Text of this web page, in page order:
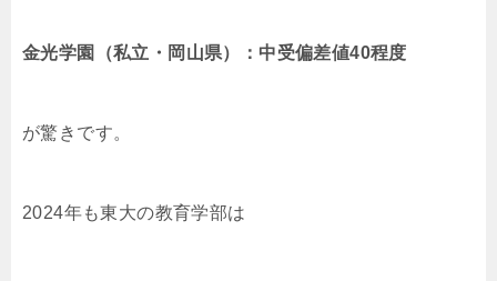
金光学園（私立・岡山県）：中受偏差値40程度
が驚きです。
2024年も東大の教育学部は